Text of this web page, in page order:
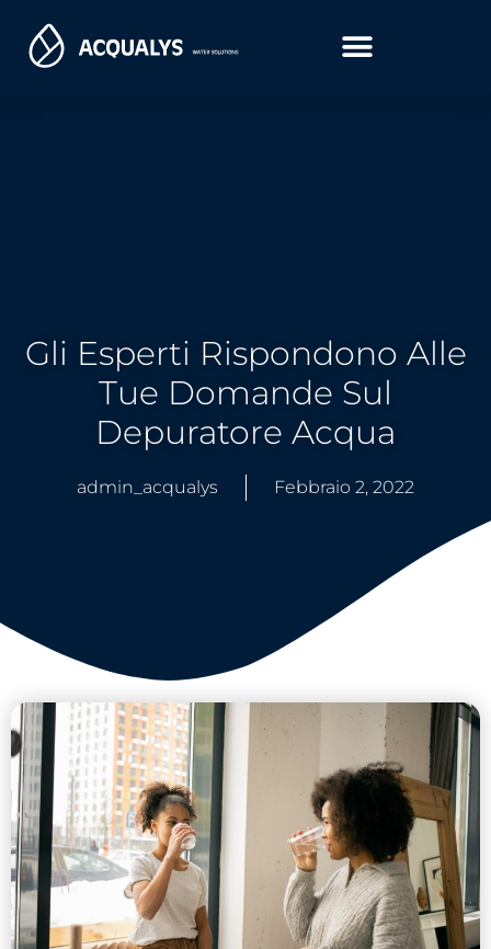
Gli Esperti Rispondono Alle
Tue Domande Sul
Depuratore Acqua
admin_acqualys Febbraio 2, 2022